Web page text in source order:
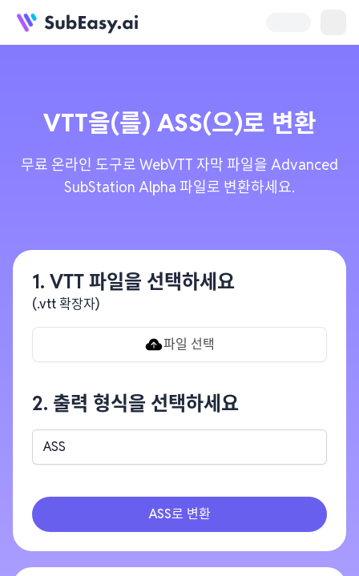
VTT을(를) ASS(으)로 변환
무료 온라인 도구로 WebVTT 자막 파일을 Advanced
SubStation Alpha 파일로 변환하세요.
1. VTT 파일을 선택하세요
(.vtt 확장자)
파일 선택
2. 출력 형식을 선택하세요
ASS
ASS로 변환